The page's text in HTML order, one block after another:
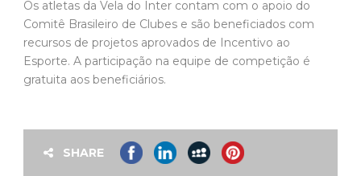
Os atletas da Vela do Inter contam com o apoio do
Comitê Brasileiro de Clubes e são beneficiados com
recursos de projetos aprovados de Incentivo ao
Esporte. A participação na equipe de competição é
gratuita aos beneficiários.
SHARE